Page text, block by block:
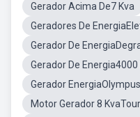
Gerador Acima De7 Kva
Geradores De
Gerador De
Gerador De Energia4000
Gerador EnergiaOlympus
Motor Gerador 8